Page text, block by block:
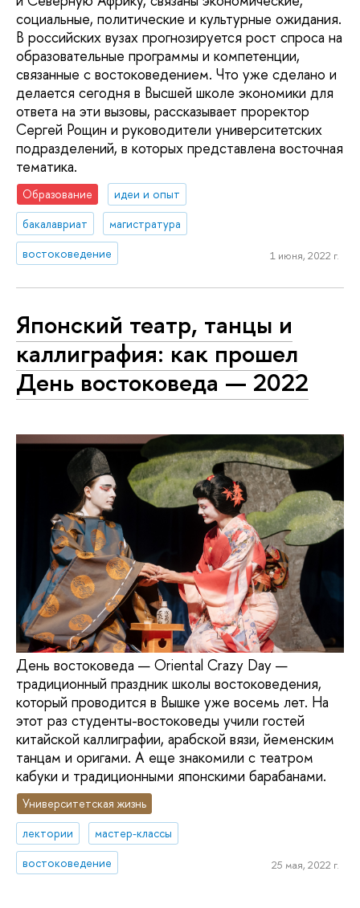
социальные, политические и культурные ожидания.
В российских вузах прогнозируется рост спроса на
образовательные программы и компетенции,
связанные с востоковедением. Что уже сделано и
делается сегодня в Высшей школе экономики для
ответа на эти вызовы, рассказывает проректор
Сергей Рощин и руководители университетских
подразделений, в которых представлена восточная
тематика.
Образование
идеи и опыт
бакалавриат
магистратура
востоковедение
1 июня, 2022 г.
Японский театр, танцы и
каллиграфия: как прошел
День востоковеда — 2022
День востоковеда — Oriental Crazy Day —
традиционный праздник школы востоковедения,
который проводится в Вышке уже восемь лет. На
этот раз студенты-востоковеды учили гостей
китайской каллиграфии, арабской вязи, йеменским
танцам и оригами. А еще знакомили с театром
кабуки и традиционными японскими барабанами.
Университетская жизнь
лектории
мастер-классы
востоковедение
25 мая, 2022 г.